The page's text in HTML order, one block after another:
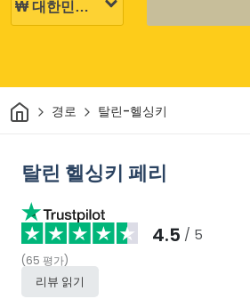
집 경로 탈린-헬싱키
탈린 헬싱키 페리
4.5 / 5
(65 평가)
리뷰 읽기